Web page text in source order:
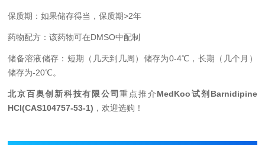
保质期：如果储存得当，保质期>2年
药物配方：该药物可在DMSO中配制
储备溶液储存：短期（几天到几周）储存为0-4℃ ，长期（几个月）
储存为-20℃。
北京百奥创新科技有限公司重点推介MedKoo试剂 Barnidipine
HCl(CAS104757-53-1) ，欢迎选购！